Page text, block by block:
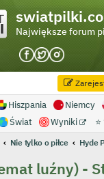
Największe forum
Hiszpania Niemcy
Świat Wyniki
Nie tylko o piłce Hyde
luźny) -